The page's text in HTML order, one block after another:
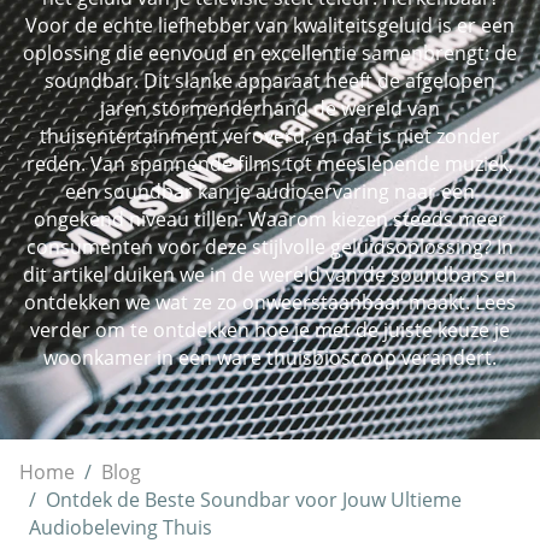
Voor de echte liefhebber van kwaliteitsgeluid is er een
oplossing die eenvoud en excellentie samenbrengt: de
soundbar. Dit slanke apparaat heeft de afgelopen
jaren stormenderhand de wereld van
thuisentertainment veroverd, en dat is niet zonder
reden. Van spannende films tot meeslepende muziek,
een soundbar kan je audio-ervaring naar een
ongekend niveau tillen. Waarom kiezen steeds meer
consumenten voor deze stijlvolle geluidsoplossing? In
dit artikel duiken we in de wereld van de soundbars en
ontdekken we wat ze zo onweerstaanbaar maakt. Lees
verder om te ontdekken hoe je met de juiste keuze je
woonkamer in een ware thuisbioscoop verandert.
Home
Blog
Ontdek de Beste Soundbar voor Jouw Ultieme
Audiobeleving Thuis